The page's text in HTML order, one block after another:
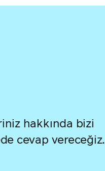
hakkında bizi
cevap vereceğiz.